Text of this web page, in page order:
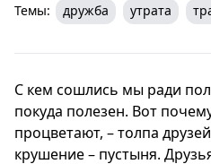
Темы: дружба утрата
С кем сошлись мы ради
покуда полезен. Вот
процветают, – толпа
крушение – пустыня.